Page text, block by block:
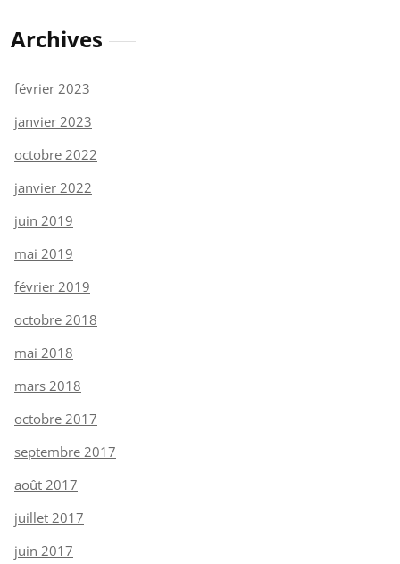
Archives
février 2023
janvier 2023
octobre 2022
janvier 2022
juin 2019
mai 2019
février 2019
octobre 2018
mai 2018
mars 2018
octobre 2017
septembre 2017
août 2017
juillet 2017
juin 2017